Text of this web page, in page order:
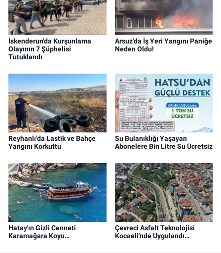
İskenderun'da Kurşunlama
Olayının 7 Şüphelisi
Tutuklandı
Arsuz'da İş Yeri Yangını Paniğe
Neden Oldu!
Reyhanlı'da Lastik ve Bahçe
Yangını Korkuttu
Su Bulanıklığı Yaşayan
Abonelere Bin Litre Su Ücretsiz
Hatay'ın Gizli Cenneti
Karamağara Koyu…
Çevreci Asfalt Teknolojisi
Kocaeli'nde Uygulandı…